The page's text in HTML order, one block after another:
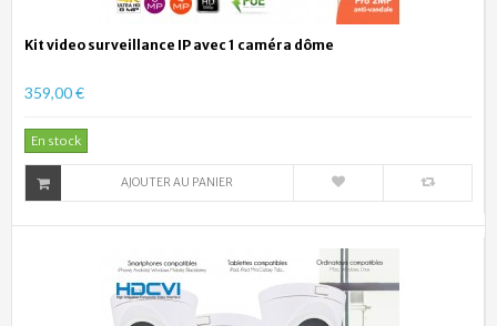
Kit video surveillance IP avec 1 caméra dôme
359,00 €
En stock
AJOUTER AU PANIER